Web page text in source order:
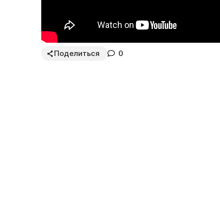
Поделиться 0